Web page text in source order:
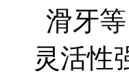
滑牙等
灵活性